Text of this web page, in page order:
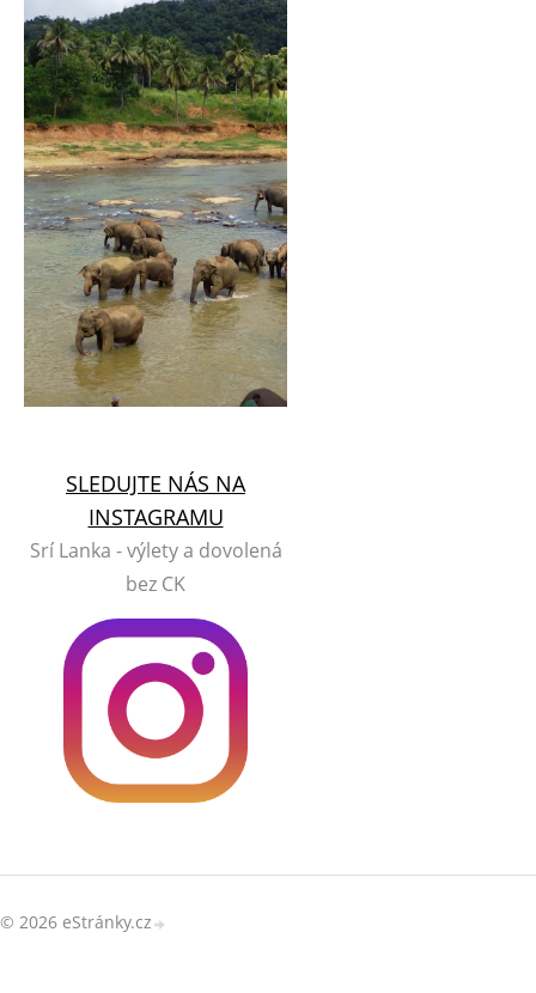
SLEDUJTE NÁS NA
INSTAGRAMU
Srí Lanka - výlety a dovolená
bez CK
© 2026 eStránky.cz